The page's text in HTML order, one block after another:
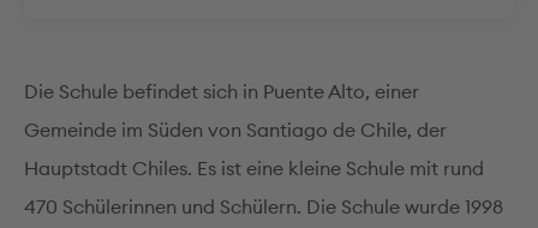
Die Schule befindet sich in Puente Alto, einer
Gemeinde im Süden von Santiago de Chile, der
Hauptstadt Chiles. Es ist eine kleine Schule mit rund
470 Schülerinnen und Schülern. Die Schule wurde 1998